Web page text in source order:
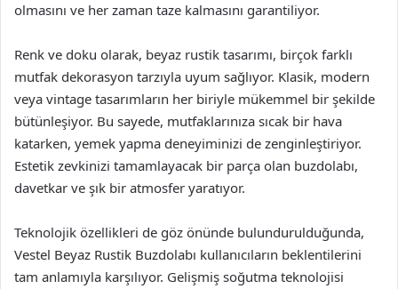
olmasını ve her zaman taze kalmasını garantiliyor.
Renk ve doku olarak, beyaz rustik tasarımı, birçok farklı
mutfak dekorasyon tarzıyla uyum sağlıyor. Klasik, modern
veya vintage tasarımların her biriyle mükemmel bir şekilde
bütünleşiyor. Bu sayede, mutfaklarınıza sıcak bir hava
katarken, yemek yapma deneyiminizi de zenginleştiriyor.
Estetik zevkinizi tamamlayacak bir parça olan buzdolabı,
davetkar ve şık bir atmosfer yaratıyor.
Teknolojik özellikleri de göz önünde bulundurulduğunda,
Vestel Beyaz Rustik Buzdolabı kullanıcıların beklentilerini
tam anlamıyla karşılıyor. Gelişmiş soğutma teknolojisi